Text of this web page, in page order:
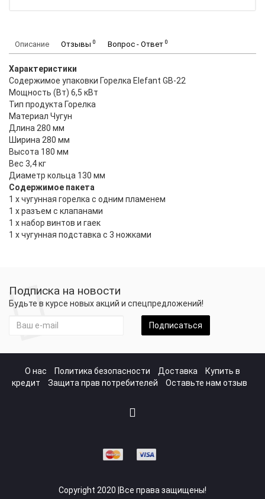
Описание Отзывы 0 Вопрос - Ответ 0
Характеристики
Содержимое упаковки Горелка Elefant GB-22
Мощность (Вт) 6,5 кВт
Тип продукта Горелка
Материал Чугун
Длина 280 мм
Ширина 280 мм
Высота 180 мм
Вес 3,4 кг
Диаметр кольца 130 мм
Содержимое пакета
1 х чугунная горелка с одним пламенем
1 х разъем с клапанами
1 х набор винтов и гаек
1 х чугунная подставка с 3 ножками
Подписка на новости
Будьте в курсе новых акций и спецпредложений!
Подписаться
О нас Политика безопасности Доставка
Купить в
кредит
Защита прав потребителей Оставьте нам отзыв
Copyright 2020 |Все права защищены!